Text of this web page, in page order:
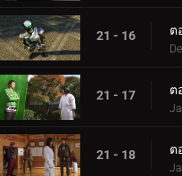
21 - 16
21 - 17
21 - 18